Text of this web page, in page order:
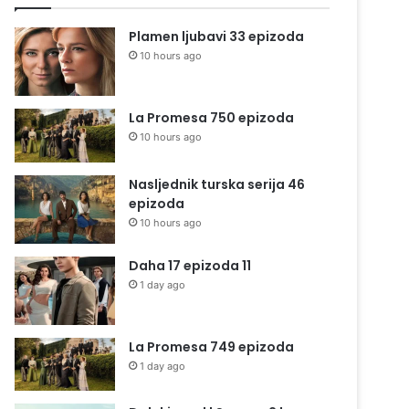
Plamen ljubavi 33 epizoda
10 hours ago
La Promesa 750 epizoda
10 hours ago
Nasljednik turska serija 46
epizoda
10 hours ago
Daha 17 epizoda 11
1 day ago
La Promesa 749 epizoda
1 day ago